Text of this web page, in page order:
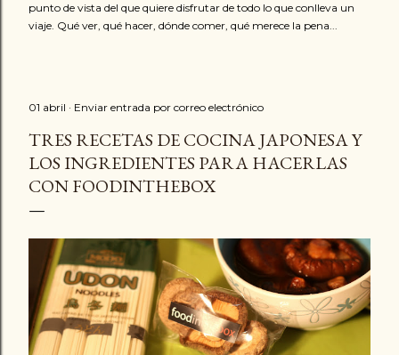
punto de vista del que quiere disfrutar de todo lo que conlleva un
viaje. Qué ver, qué hacer, dónde comer, qué merece la pena...
01 abril Enviar entrada por correo electrónico
TRES RECETAS DE COCINA JAPONESA Y
LOS INGREDIENTES PARA HACERLAS
CON FOODINTHEBOX